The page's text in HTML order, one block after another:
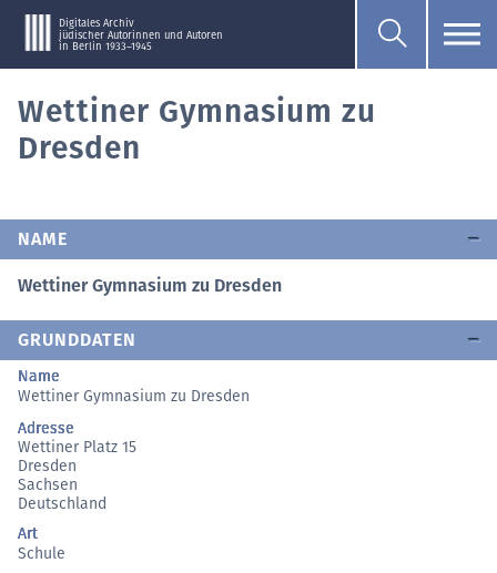
Digitales Archiv
jüdischer Autorinnen und Autoren
in Berlin 1933–1945
Wettiner Gymnasium zu
Dresden
NAME
Wettiner Gymnasium zu Dresden
GRUNDDATEN
Name
Wettiner Gymnasium zu Dresden
Adresse
Wettiner Platz 15
Dresden
Sachsen
Deutschland
Art
Schule